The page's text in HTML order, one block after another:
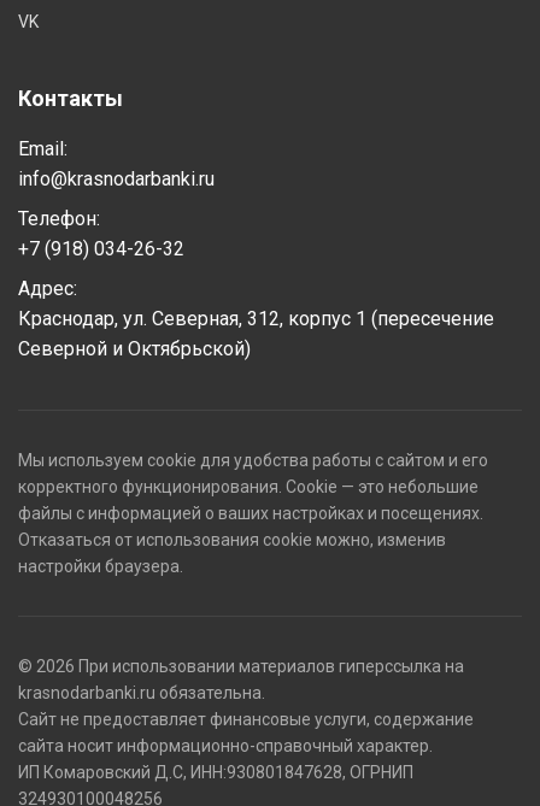
VK
Контакты
Email:
info@krasnodarbanki.ru
Телефон:
+7 (918) 034-26-32
Адрес:
Краснодар, ул. Северная, 312, корпус 1 (пересечение
Северной и Октябрьской)
Мы используем cookie для удобства работы с сайтом и его
корректного функционирования. Cookie — это небольшие
файлы с информацией о ваших настройках и посещениях.
Отказаться от использования cookie можно, изменив
настройки браузера.
© 2026 При использовании материалов гиперссылка на
krasnodarbanki.ru обязательна.
Сайт не предоставляет финансовые услуги, содержание
сайта носит информационно-справочный характер.
ИП Комаровский Д.С, ИНН:930801847628, ОГРНИП
324930100048256